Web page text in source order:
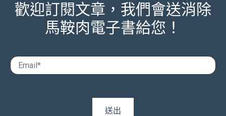
歡迎訂閱文章，我們會送消除
馬鞍肉電子書給您！